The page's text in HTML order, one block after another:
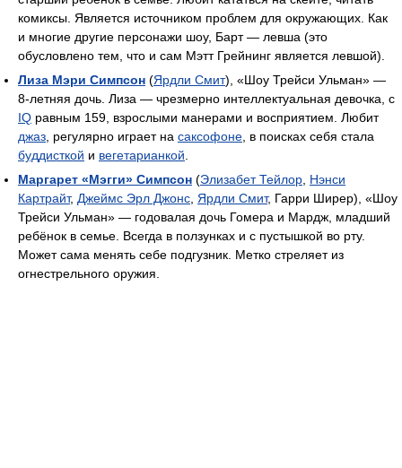
комиксы. Является источником проблем для окружающих. Как
и многие другие персонажи шоу, Барт — левша (это
обусловлено тем, что и сам Мэтт Грейнинг является левшой).
Лиза Мэри Симпсон (Ярдли Смит), «Шоу Трейси Ульман» —
8-летняя дочь. Лиза — чрезмерно интеллектуальная девочка, с
IQ равным 159, взрослыми манерами и восприятием. Любит
джаз , регулярно играет на саксофоне , в поисках себя стала
буддисткой и вегетарианкой
Маргарет «Мэгги» Симпсон (Элизабет Тейлор Нэнси
Картрайт, Джеймс Эрл Джонс Ярдли Смит, Гарри Ширер), «Шоу
Трейси Ульман» — годовалая дочь Гомера и Мардж, младший
ребёнок в семье. Всегда в ползунках и с пустышкой во рту.
Может сама менять себе подгузник. Метко стреляет из
огнестрельного оружия.